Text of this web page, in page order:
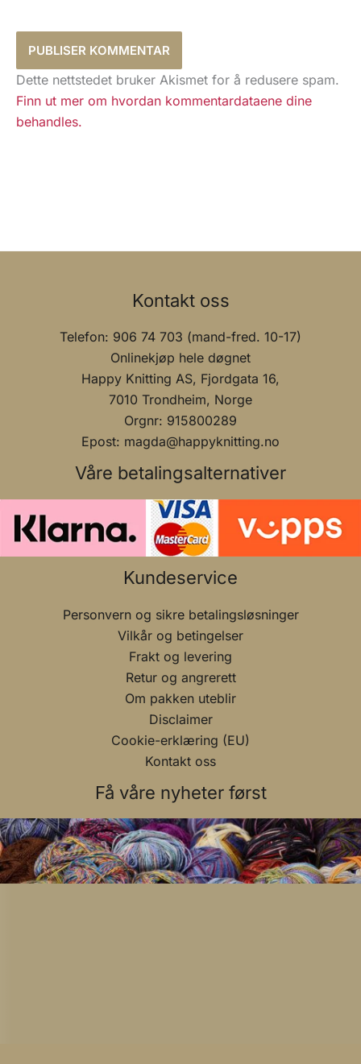
Dette nettstedet bruker Akismet for å redusere spam.
Finn ut mer om hvordan kommentardataene dine
behandles.
Kontakt oss
Telefon: 906 74 703 (mand-fred. 10-17)
Onlinekjøp hele døgnet
Happy Knitting AS, Fjordgata 16,
7010 Trondheim, Norge
Orgnr: 915800289
Epost: magda@happyknitting.no
Våre betalingsalternativer
Kundeservice
Personvern og sikre betalingsløsninger
Vilkår og betingelser
Frakt og levering
Retur og angrerett
Om pakken uteblir
Disclaimer
Cookie-erklæring (EU)
Kontakt oss
Få våre nyheter først